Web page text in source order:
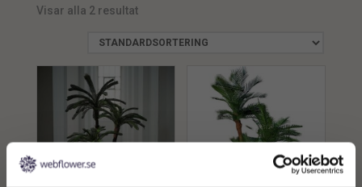
UV
Vattenbeständig 1
Visar alla 2 resultat